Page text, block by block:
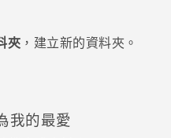
夾 ，建立新的資料夾。
我的最愛